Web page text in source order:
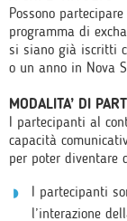
Possono
programma di
si siano già iscritti
o un anno in Nova
MODALITA’ DI
I partecipanti al
capacità
per poter diventare
I partecipanti
l’interazione